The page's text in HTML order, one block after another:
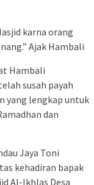
karna orang
Ajak Hambali
Hambali
susah payah
yang lengkap untuk
dan
Jaya Toni
kehadiran bapak
Al-Ikhlas Desa